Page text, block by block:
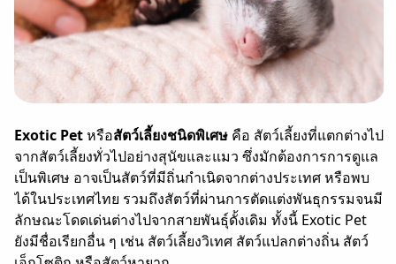
Exotic Petหรือสัตว์เลี้ยงชนิดพิเศษ คือ สัตว์เลี้ยงที่แตกต่างไป
จากสัตว์เลี้ยงทั่วไปอย่างสุนัขและแมว ซึ่งมักต้องการการดูแล
เป็นพิเศษ อาจเป็นสัตว์ที่มีถิ่นกำเนิดจากต่างประเทศ หรือพบ
ได้ในประเทศไทย รวมถึงสัตว์ที่ผ่านการตัดแต่งพันธุกรรมจนมี
ลักษณะโดดเด่นต่างไปจากสายพันธุ์ดั้งเดิม ทั้งนี้ Exotic Pet
ยังมีชื่อเรียกอื่น ๆ เช่น สัตว์เลี้ยงวิเทศ สัตว์แปลกต่างถิ่น สัตว์